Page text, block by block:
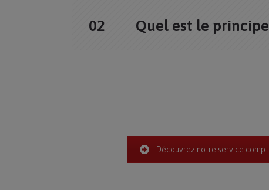
Quel est le
Découvrez notre service